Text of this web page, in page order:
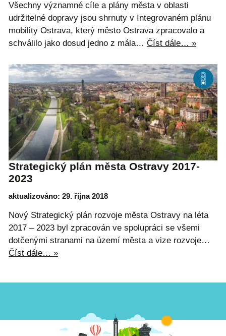
Všechny významné cíle a plány města v oblasti
udržitelné dopravy jsou shrnuty v Integrovaném plánu
mobility Ostrava, který město Ostrava zpracovalo a
schválilo jako dosud jedno z mála… Číst dále… »
Strategický plán města Ostravy 2017-
2023
aktualizováno: 29. října 2018
Nový Strategický plán rozvoje města Ostravy na léta
2017 – 2023 byl zpracován ve spolupráci se všemi
dotčenými stranami na území města a vize rozvoje…
Číst dále… »